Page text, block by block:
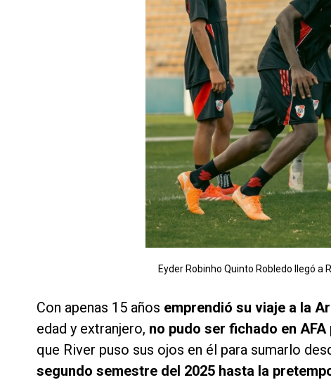
Eyder Robinho Quinto Robledo llegó a
Con apenas 15 años emprendió su viaje a la
edad y extranjero, no pudo ser fichado en
que River puso sus ojos en él para sumarlo
segundo semestre del 2025 hasta la